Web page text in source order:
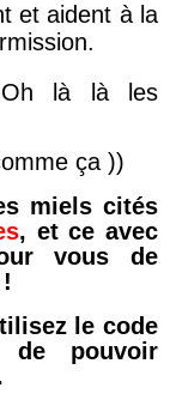
et aident à la
là là les
ça ))
miels cités
, et ce avec
vous de
le code
pouvoir